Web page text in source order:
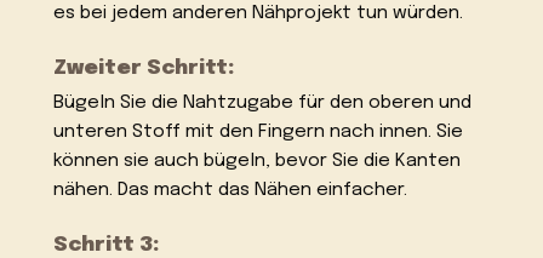
es bei jedem anderen Nähprojekt tun würden.
Zweiter Schritt:
Bügeln Sie die Nahtzugabe für den oberen und
unteren Stoff mit den Fingern nach innen. Sie
können sie auch bügeln, bevor Sie die Kanten
nähen. Das macht das Nähen einfacher.
Schritt 3: